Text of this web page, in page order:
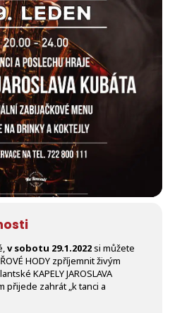
v sobotu 29.1.2022si můžete
HODY zpříjemnit živým
KAPELY JAROSLAVA
přijede zahrát „k tanci a